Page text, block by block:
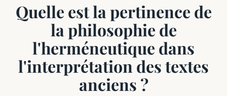
Quelle est la pertinence de
la philosophie de
l'herméneutique dans
l'interprétation des textes
anciens ?